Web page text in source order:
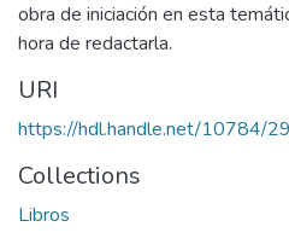
obra de iniciación en esta
hora de redactarla.
URI
https://hdl.handle.net/10784/
Collections
Libros